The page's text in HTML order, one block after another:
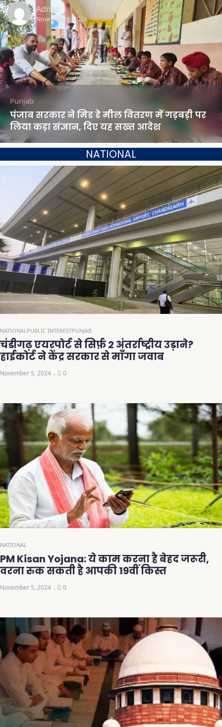
Admin
November 6, 2024
Punjab
पंजाब सरकार ने मिड डे मील वितरण में गड़बड़ी पर
लिया कड़ा संज्ञान, दिए यह सख्त आदेश
NATIONAL
NATIONAL PUBLIC INTERESTPUNJAB
चंडीगढ़ एयरपोर्ट से सिर्फ़ 2 अंतर्राष्ट्रीय उड़ाने?
हाईकोर्ट ने केंद्र सरकार से माँगा जवाब
November 5, 2024 0
NATIONAL
PM Kisan Yojana: ये काम करना है बेहद जरूरी,
वरना रुक सकती है आपकी 19वीं किस्त
November 5, 2024 0